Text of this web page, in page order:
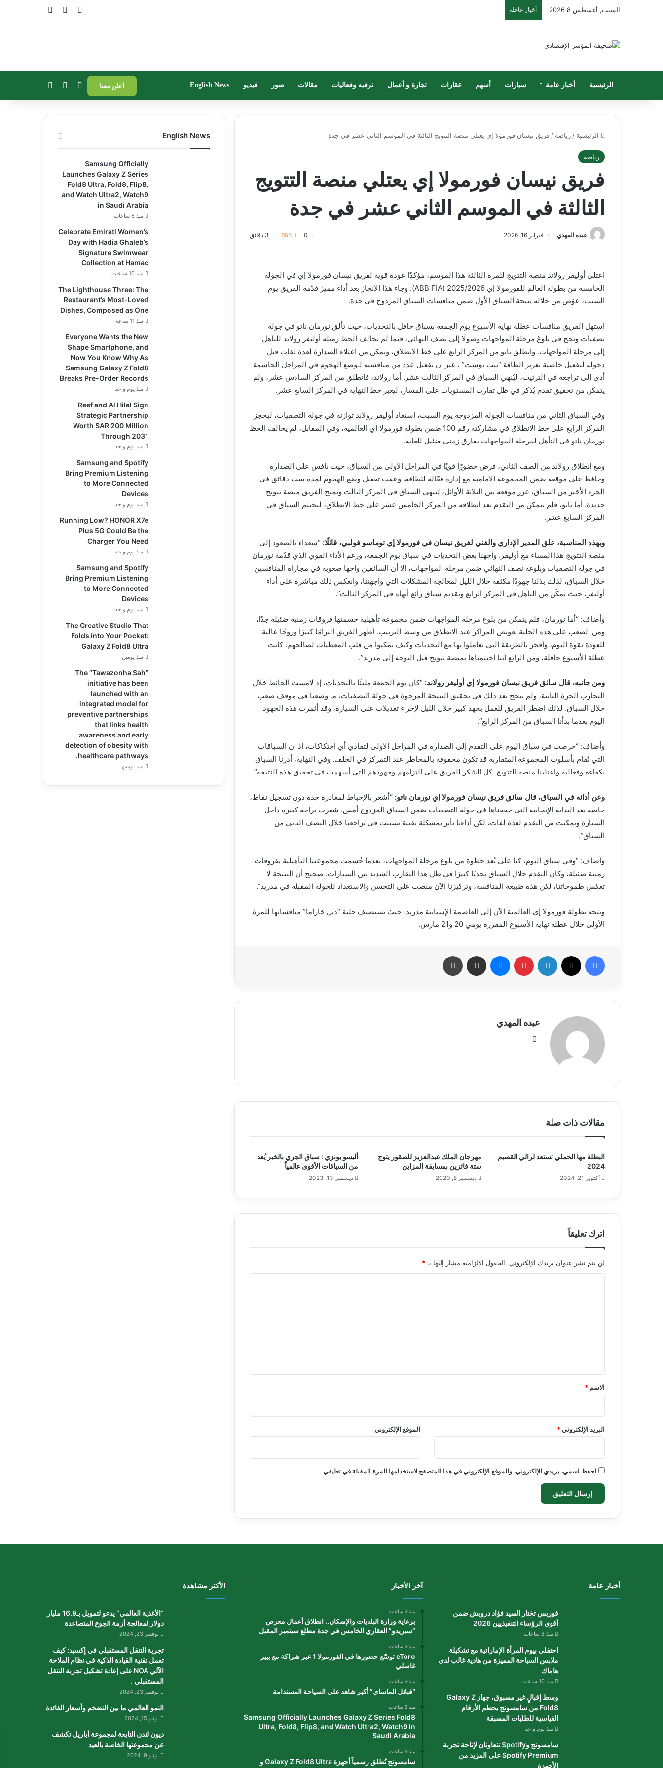
السبت, أغسطس 8 2026 أخبار عاجلة تسجيل الدخول
مقال عشوائي
الرئيسية أخبار عامة سيارات أسهم عقارات تجارة و أعمال ترفيه وفعاليات مقالات صور فيديو English News أعلن معنا إضافة عمود جانبي
الوضع المظلم
الرئيسية / رياضة / فريق نيسان فورمولا إي يعتلي منصة التتويج الثالثة في الموسم الثاني عشر في جدة
رياضة
فريق نيسان فورمولا إي يعتلي منصة التتويج
الثالثة في الموسم الثاني عشر في جدة
عبده المهدي فبراير 16, 2026 0
655
اعتلى أوليفر رولاند منصة التتويج للمرة الثالثة هذا الموسم، مؤكدًا عودة قوية لفريق نيسان فورمولا إي في الجولة
الخامسة من بطولة العالم للفورمولا إي 2025/2026 (ABB FIA). وجاء هذا الإنجاز بعد أداء مميز قدّمه الفريق يوم
السبت، عوّض من خلاله نتيجة السباق الأول ضمن منافسات السباق المزدوج في جدة.
استهل الفريق منافسات عطلة نهاية الأسبوع يوم الجمعة بسباق حافل بالتحديات، حيث تألق نورمان ناتو في جولة
تصفيات ونجح في بلوغ مرحلة المواجهات وصولًا إلى نصف النهائي، فيما لم يحالف الحظ زميله أوليفر رولاند للتأهل
إلى مرحلة المواجهات. وانطلق ناتو من المركز الرابع على خط الانطلاق، وتمكن من اعتلاء الصدارة لعدة لفات قبل
دخوله لتفعيل خاصية تعزيز الطاقة “بيت بوست” ، غير أن تفعيل عدد من منافسيه لـوضع الهجوم في المراحل الحاسمة
أدى إلى تراجعه في الترتيب، ليُنهي السباق في المركز الثالث عشر. أما رولاند، فانطلق من المركز السادس عشر، ولم
يتمكن من تحقيق تقدم يُذكر في ظل تقارب المستويات على المسار، ليعبر خط النهاية في المركز السابع عشر.
وفي السباق الثاني من منافسات الجولة المزدوجة يوم السبت، استعاد أوليفر رولاند توازنه في جولة التصفيات، ليحجز
المركز الرابع على خط الانطلاق في مشاركته رقم 100 ضمن بطولة فورمولا إي العالمية، وفي المقابل، لم يحالف الحظ
نورمان ناتو في التأهل لمرحلة المواجهات بفارق زمني ضئيل للغاية.
ومع انطلاق رولاند من الصف الثاني، فرض حضورًا قويًا في المراحل الأولى من السباق، حيث نافس على الصدارة
وحافظ على موقعه ضمن المجموعة الأمامية مع إدارة فعّالة للطاقة. وعقب تفعيل وضع الهجوم لمدة ست دقائق في
الجزء الأخير من السباق، عزز موقعه بين الثلاثة الأوائل، لينهي السباق في المركز الثالث ويمنح الفريق منصة تتويج
جديدة. أما ناتو، فلم يتمكن من التقدم بعد انطلاقه من المركز الخامس عشر على خط الانطلاق، ليختتم السباق في
المركز السابع عشر.
وبهذه المناسبة، علق المدير الإداري والفني لفريق نيسان في فورمولا إي توماسو فولبي، قائلًا: “سعداء بالصعود إلى
منصة التتويج هذا المساء مع أوليفر. واجهنا بعض التحديات في سباق يوم الجمعة، ورغم الأداء القوي الذي قدّمه نورمان
في جولة التصفيات وبلوغه نصف النهائي ضمن مرحلة المواجهات، إلا أن السائقين واجها صعوبة في مجاراة المنافسين
خلال السباق، لذلك بذلنا جهودًا مكثفة خلال الليل لمعالجة المشكلات التي واجهتنا، وانعكس ذلك مباشرة على أداء
أوليفر، حيث تمكّن من التأهل في المركز الرابع وتقديم سباق رائع أنهاه في المركز الثالث”.
وأضاف: “أما نورمان، فلم يتمكن من بلوغ مرحلة المواجهات ضمن مجموعة تأهيلية حسمتها فروقات زمنية ضئيلة جدًا،
ومن الصعب على هذه الحلبة تعويض المراكز عند الانطلاق من وسط الترتيب. أظهر الفريق التزامًا كبيرًا وروحًا عالية
للعودة بقوة اليوم، وأفخر بالطريقة التي تعاملوا بها مع التحديات وكيف تمكنوا من قلب المعطيات لصالحهم. كانت
عطلة الأسبوع حافلة، ومن الرائع أننا اختتمناها بمنصة تتويج قبل التوجه إلى مدريد”.
ومن جانبه، قال سائق فريق نيسان فورمولا إي أوليفر رولاند: “كان يوم الجمعة مليئًا بالتحديات، إذ لامست الحائط خلال
التجارب الحرة الثانية، ولم ننجح بعد ذلك في تحقيق النتيجة المرجوة في جولة التصفيات، ما وضعنا في موقف صعب
خلال السباق. لذلك اضطر الفريق للعمل بجهد كبير خلال الليل لإجراء تعديلات على السيارة، وقد أثمرت هذه الجهود
اليوم بعدما بدأنا السباق من المركز الرابع”.
وأضاف: “حرصت في سباق اليوم على التقدم إلى الصدارة في المراحل الأولى لتفادي أي احتكاكات، إذ إن السباقات
التي تُقام بأسلوب المجموعة المتقاربة قد تكون محفوفة بالمخاطر عند التمركز في الخلف. وفي النهاية، أدرنا السباق
بكفاءة وفعالية واعتلينا منصة التتويج. كل الشكر للفريق على التزامهم وجهودهم التي أسهمت في تحقيق هذه النتيجة”.
وعن أدائه في السباق، قال سائق فريق نيسان فورمولا إي نورمان ناتو: “أشعر بالإحباط لمغادرة جدة دون تسجيل نقاط،
خاصة بعد البداية الإيجابية التي حققناها في جولة التصفيات ضمن السباق المزدوج أمس. شعرت براحة كبيرة داخل
السيارة وتمكنت من التقدم لعدة لفات، لكن أداءنا تأثر بمشكلة تقنية تسببت في تراجعنا خلال النصف الثاني من
السباق”.
وأضاف: “وفي سباق اليوم، كنا على بُعد خطوة من بلوغ مرحلة المواجهات، بعدما حُسمت مجموعتنا التأهيلية بفروقات
زمنية ضئيلة، وكان التقدم خلال السباق تحديًا كبيرًا في ظل هذا التقارب الشديد بين السيارات. صحيح أن النتيجة لا
تعكس طموحاتنا، لكن هذه طبيعة المنافسة، وتركيزنا الآن منصب على التحسن والاستعداد للجولة المقبلة في مدريد”.
وتتجه بطولة فورمولا إي العالمية الآن إلى العاصمة الإسبانية مدريد، حيث تستضيف حلبة “ديل خاراما” منافساتها للمرة
الأولى خلال عطلة نهاية الأسبوع المقررة يومي 20 و21 مارس.
عبده المهدي
مقالات ذات صلة
البطلة مها الحملي تستعد لرالي القصيم
2024
أكتوبر 21, 2024
مهرجان الملك عبدالعزيز للصقور يتوج
ستة فائزين بمسابقة المزاين
ديسمبر 8, 2020
أليسو بونزي : سباق الجري بالخبر يُعد
من السباقات الأقوى عالمياً
ديسمبر 13, 2023
اترك تعليقاً
لن يتم نشر عنوان بريدك الإلكتروني. الحقول الإلزامية مشار إليها بـ *
*
الاسم *
البريد الإلكتروني* الموقع الإلكتروني
احفظ اسمي، بريدي الإلكتروني، والموقع الإلكتروني في هذا المتصفح لاستخدامها المرة المقبلة في تعليقي.
English News
Samsung Officially
Launches Galaxy Z Series
Fold8 Ultra, Fold8, Flip8,
and Watch Ultra2, Watch9
in Saudi Arabia
منذ 6 ساعات
Celebrate Emirati Women’s
Day with Hadia Ghaleb’s
Signature Swimwear
Collection at Hamac
منذ 10 ساعات
The Lighthouse Three: The
Restaurant’s Most-Loved
Dishes, Composed as One
منذ 11 ساعة
Everyone Wants the New
Shape Smartphone, and
Now You Know Why As
Samsung Galaxy Z Fold8
Breaks Pre-Order Records
منذ يوم واحد
Reef and Al Hilal Sign
Strategic Partnership
Worth SAR 200 Million
Through 2031
منذ يوم واحد
Samsung and Spotify
Bring Premium Listening
to More Connected
Devices
منذ يوم واحد
Running Low? HONOR X7e
Plus 5G Could Be the
Charger You Need
منذ يوم واحد
Samsung and Spotify
Bring Premium Listening
to More Connected
Devices
منذ يوم واحد
The Creative Studio That
Folds into Your Pocket:
Galaxy Z Fold8 Ultra
منذ يومين
The “Tawazonha Sah”
initiative has been
launched with an
integrated model for
preventive partnerships
that links health
awareness and early
detection of obesity with
healthcare pathways.
منذ يومين
أخبار عامة
فوربس تختار السيد فؤاد درويش ضمن
أقوى الرؤساء التنفيذيين 2026
منذ 8 ساعات
احتفلي بيوم المرأة الإماراتية مع تشكيلة
ملابس السباحة المميزة من هادية غالب لدى
هاماك
منذ 10 ساعات
وسط إقبالٍ غير مسبوق، جهاز Galaxy Z
Fold8 من سامسونج يحطم الأرقام
القياسية للطلبات المسبقة
منذ يوم واحد
سامسونج وSpotify تتعاونان لإتاحة تجربة
Spotify Premium على المزيد من
الأجهزة
آخر الأخبار
منذ 6 ساعات
برعاية وزارة البلديات والإسكان.. انطلاق أعمال معرض
“سيريدو” العقاري الخامس في جدة مطلع سبتمبر المقبل
منذ 6 ساعات
eToro توسّع حضورها في الفورمولا 1 عبر شراكة مع بيير
غاسلي
منذ 6 ساعات
“قبائل الماساي” أكبر شاهد على السياحة المستدامة
منذ 6 ساعات
Samsung Officially Launches Galaxy Z Series Fold8
Ultra, Fold8, Flip8, and Watch Ultra2, Watch9 in
Saudi Arabia
منذ 6 ساعات
سامسونج تُطلق رسمياً أجهزة Galaxy Z Fold8 Ultra و
الأكثر مشاهدة
“الأغذية العالمي” يدعو لتمويل بـ16.9 مليار
دولار لمعالجة أزمة الجوع المتصاعدة
نوفمبر 23, 2024
تجربة التنقل المستقبلي في إكسيد: كيف
تعمل تقنية القيادة الذكية في نظام الملاحة
الآلي NOA على إعادة تشكيل تجربة التنقل
المستقبلي .
نوفمبر 23, 2024
النمو العالمي ما بين التضخم وأسعار الفائدة
يونيو 15, 2024
ديون لندن التابعة لمجموعة أباريل تكشف
عن مجموعتها الخاصة بالعيد
يونيو 9, 2024